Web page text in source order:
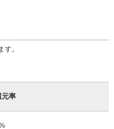
。
元率